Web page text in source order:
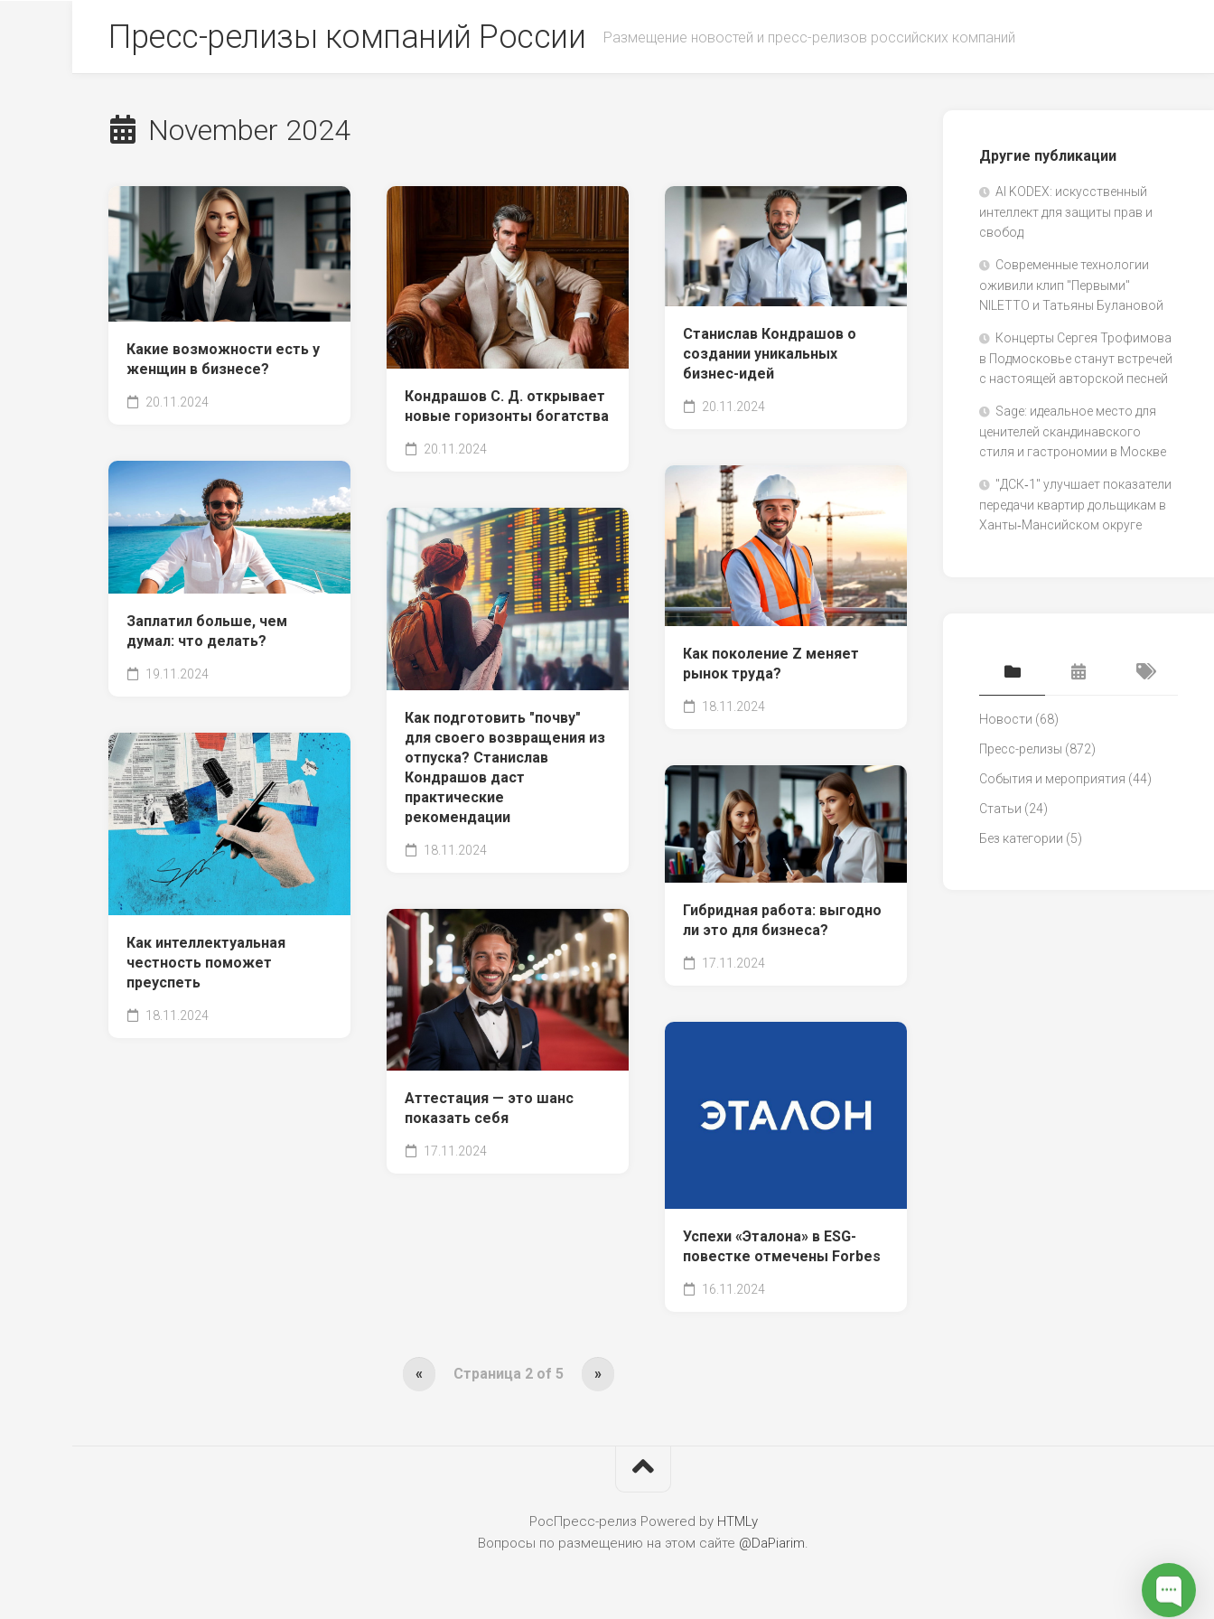
Пресс-релизы компаний России Размещение новостей и пресс-релизов российских компаний
November 2024
Какие возможности есть у
женщин в бизнесе?
20.11.2024
Кондрашов С. Д. открывает
новые горизонты богатства
20.11.2024
Станислав Кондрашов о
создании уникальных
бизнес-идей
20.11.2024
Заплатил больше, чем
думал: что делать?
19.11.2024
Как поколение Z меняет
рынок труда?
18.11.2024
Как подготовить "почву"
для своего возвращения из
отпуска? Станислав
Кондрашов даст
практические
рекомендации
18.11.2024
Как интеллектуальная
честность поможет
преуспеть
18.11.2024
Гибридная работа: выгодно
ли это для бизнеса?
17.11.2024
Аттестация — это шанс
показать себя
17.11.2024
Успехи «Эталона» в ESG-
повестке отмечены Forbes
16.11.2024
« Страница 2 of 5 »
Другие публикации
AI KODEX: искусственный
интеллект для защиты прав и
свобод
Современные технологии
оживили клип "Первыми"
NILETTO и Татьяны Булановой
Концерты Сергея Трофимова
в Подмосковье станут встречей
с настоящей авторской песней
Sage: идеальное место для
ценителей скандинавского
стиля и гастрономии в Москве
"ДСК‑1" улучшает показатели
передачи квартир дольщикам в
Ханты‑Мансийском округе
Новости (68)
Пресс-релизы (872)
События и мероприятия (44)
Статьи (24)
Без категории (5)
РосПресс-релиз Powered by HTMLy
Вопросы по размещению на этом сайте @DaPiarim.